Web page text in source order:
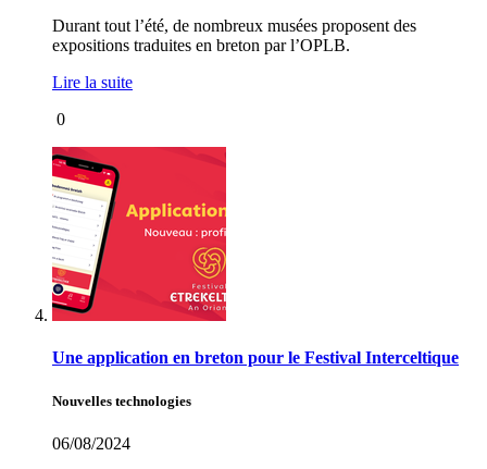
Durant tout l’été, de nombreux musées proposent des
expositions traduites en breton par l’OPLB.
Lire la suite
0
Une application en breton pour le Festival Interceltique
Nouvelles technologies
06/08/2024